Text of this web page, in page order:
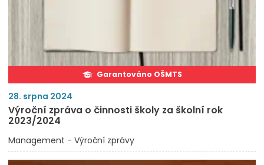
Garantováno OŠMTS
28. srpna 2024
Výroční zpráva o činnosti školy za školní rok
2023/2024
Management - Výroční zprávy